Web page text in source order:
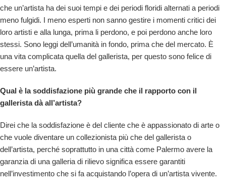
che un’artista ha dei suoi tempi e dei periodi floridi alternati a periodi
meno fulgidi. I meno esperti non sanno gestire i momenti critici dei
loro artisti e alla lunga, prima li perdono, e poi perdono anche loro
stessi. Sono leggi dell’umanità in fondo, prima che del mercato. È
una vita complicata quella del gallerista, per questo sono felice di
essere un’artista.
Qual è la soddisfazione più grande che il rapporto con il
gallerista dà all’artista?
Direi che la soddisfazione è del cliente che è appassionato di arte o
che vuole diventare un collezionista più che del gallerista o
dell’artista, perché soprattutto in una città come Palermo avere la
garanzia di una galleria di rilievo significa essere garantiti
nell’investimento che si fa acquistando l’opera di un’artista vivente.